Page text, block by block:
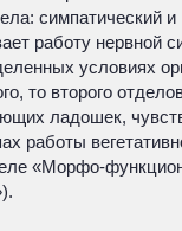
симпатический и
работу нервной
условиях
то второго
ладошек,
работы
«Морфо-